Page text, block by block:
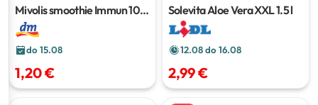
Mivolis smoothie Immun100
g
do 15.08
1,20 €
Solevita Aloe Vera XXL1.5 l
12.08 do 16.08
2,99 €